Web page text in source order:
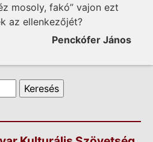
mosoly, fakó” vajon ezt
az ellenkezőjét?
Penckófer János